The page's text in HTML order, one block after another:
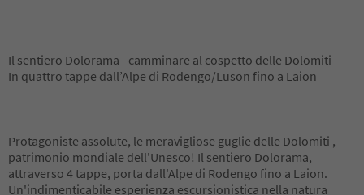
Il sentiero Dolorama - camminare al cospetto delle Dolomiti
In quattro tappe dall’Alpe di Rodengo/Luson fino a Laion
Protagoniste assolute, le meravigliose guglie delle Dolomiti ,
patrimonio mondiale dell'Unesco! Il sentiero Dolorama,
attraverso 4 tappe, porta dall'Alpe di Rodengo fino a Laion.
Un'indimenticabile esperienza escursionistica nella natura